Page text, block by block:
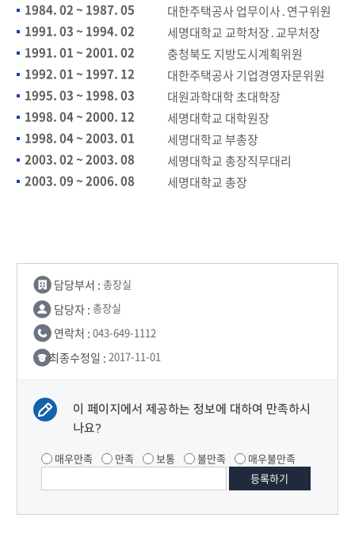
1984. 02 ~ 1987. 05
대한주택공사 업무이사․연구위원​
1991. 03 ~ 1994. 02
세명대학교 교학처장․교무처장​
1991. 01 ~ 2001. 02
충청북도 지방도시계획위원​
1992. 01 ~ 1997. 12
대한주택공사 기업경영자문위원​
1995. 03 ~ 1998. 03
대원과학대학 초대학장​
1998. 04 ~ 2000. 12
세명대학교 대학원장​
1998. 04 ~ 2003. 01
세명대학교 부총장​
2003. 02 ~ 2003. 08
세명대학교 총장직무대리​
2003. 09 ~ 2006. 08
세명대학교 총장​
담당부서 : 총장실
담당자 : 총장실
연락처 : 043-649-1112
최종수정일 : 2017-11-01
이 페이지에서 제공하는 정보에 대하여 만족하시
나요?
매우만족 만족 보통 불만족 매우불만족